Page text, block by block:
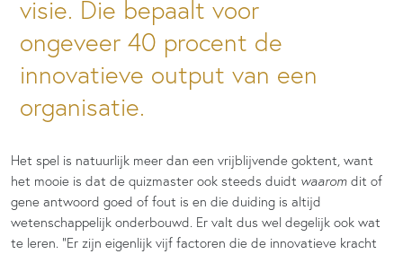
visie. Die bepaalt voor
ongeveer 40 procent de
innovatieve output van een
organisatie.
Het spel is natuurlijk meer dan een vrijblijvende goktent, want
het mooie is dat de quizmaster ook steeds duidt waarom dit of
gene antwoord goed of fout is en die duiding is altijd
wetenschappelijk onderbouwd. Er valt dus wel degelijk ook wat
te leren. “Er zijn eigenlijk vijf factoren die de innovatieve kracht